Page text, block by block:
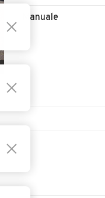
Manuale